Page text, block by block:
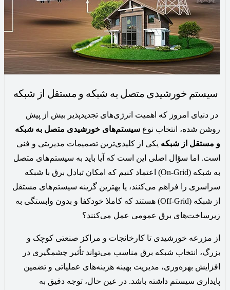
سیستم‌ خورشیدی متصل به شبکه و مستقل از شبکه
در دنیای امروز که اهمیت انرژی‌های تجدیدپذیر بیش از پیش
روشن شده، انتخاب نوع سیستم‌های خورشیدی متصل به شبکه
و مستقل از شبکه یکی از کلیدی‌ترین تصمیمات مدیریتی و فنی
است. اما سؤال اصلی این است که آیا باید به سیستم‌های متصل
به شبکه (On-Grid) اعتماد کنیم که امکان تبادل برق با شبکه
سراسری را فراهم می‌کنند، یا بهترین گزینه سیستم‌های مستقل
از شبکه (Off-Grid) هستند که کاملا خودکفا و بدون وابستگی به
زیرساخت‌های برق عمومی عمل می‌کنند؟
از مزرعه خورشیدی تا کارخانجات و مراکز صنعتی کوچک و
بزرگ، انتخاب شبکه برق مناسب می‌تواند تأثیر چشمگیری در
افزایش بهره‌وری، مدیریت بهینه هزینه‌های عملیاتی و تضمین
پایداری سیستم داشته باشد. در عین حال، توجه دقیق به